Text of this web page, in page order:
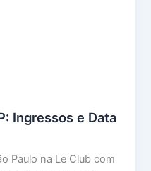
Ingressos e Data
Paulo na Le Club com